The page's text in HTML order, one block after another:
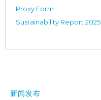
Proxy Form
Sustainability Report 2025
新闻发布